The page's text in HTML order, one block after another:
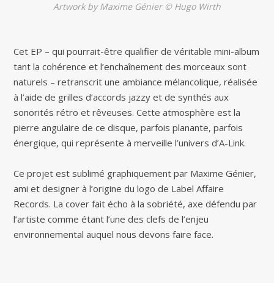
Artwork by Maxime Génier © Hugo Wirth
Cet EP – qui pourrait-être qualifier de véritable mini-album
tant la cohérence et l’enchaînement des morceaux sont
naturels – retranscrit une ambiance mélancolique, réalisée
à l’aide de grilles d’accords jazzy et de synthés aux
sonorités rétro et rêveuses. Cette atmosphère est la
pierre angulaire de ce disque, parfois planante, parfois
énergique, qui représente à merveille l’univers d’A-Link.
Ce projet est sublimé graphiquement par Maxime Génier,
ami et designer à l’origine du logo de Label Affaire
Records. La cover fait écho à la sobriété, axe défendu par
l’artiste comme étant l’une des clefs de l’enjeu
environnemental auquel nous devons faire face.